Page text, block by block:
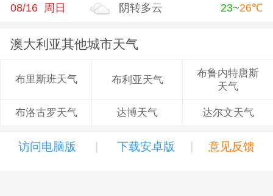
08/16 周日 阴转多云 23~26℃
澳大利亚其他城市天气
布里斯班天气 布利亚天气
布鲁内特唐斯
天气
布洛古罗天气 达博天气 达尔文天气
访问电脑版 | 下载安卓版 | 意见反馈